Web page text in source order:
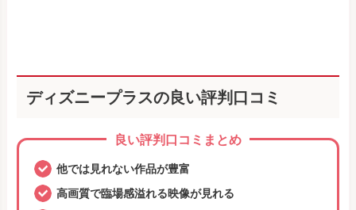
ディズニープラスの良い評判口コミ
良い評判口コミまとめ
他では見れない作品が豊富
高画質で臨場感溢れる映像が見れる